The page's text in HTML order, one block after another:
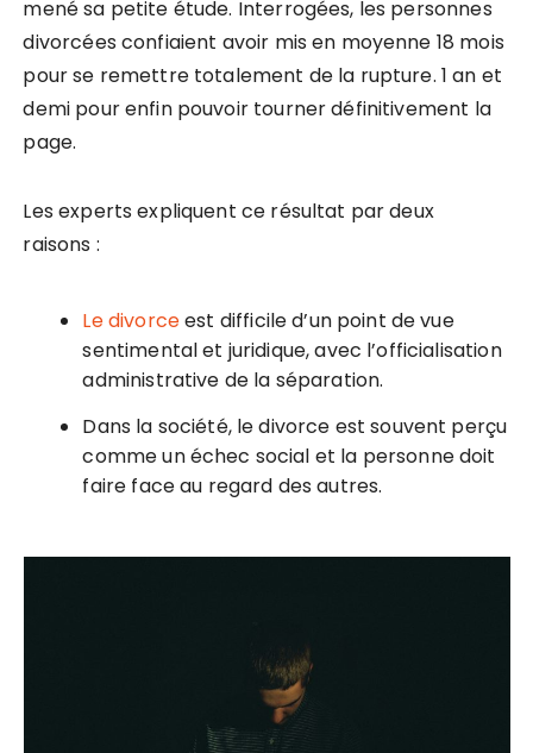
mené sa petite étude. Interrogées, les personnes
divorcées confiaient avoir mis en moyenne 18 mois
pour se remettre totalement de la rupture. 1 an et
demi pour enfin pouvoir tourner définitivement la
page.
Les experts expliquent ce résultat par deux
raisons :
Le divorceest difficile d’un point de vue
sentimental et juridique, avec l’officialisation
administrative de la séparation.
Dans la société, le divorce est souvent perçu
comme un échec social et la personne doit
faire face au regard des autres.